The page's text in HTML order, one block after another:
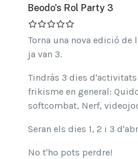
Beodo's Rol Party 3
Torna una nova edició de
ja van 3.
Tindràs 3 dies
frikisme en general:
softcombat, Nerf,
Seran els dies 1, 2 i 3
No t'ho pots perdre!